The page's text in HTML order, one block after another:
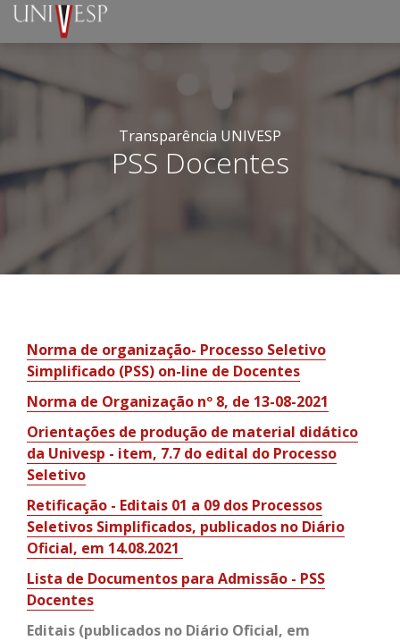
Transparência UNIVESP
PSS Docentes
Norma de organização- Processo Seletivo
Simplificado (PSS) on-line de Docentes
Norma de Organização nº 8, de 13-08-2021
Orientações de produção de material didático
da Univesp - item, 7.7 do edital do Processo
Seletivo
Retificação - Editais 01 a 09 dos Processos
Seletivos Simplificados, publicados no Diário
Oficial, em 14.08.2021
Lista de Documentos para Admissão - PSS
Docentes
Editais (publicados no Diário Oficial, em